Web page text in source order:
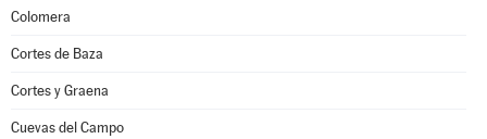
Colomera
Cortes de Baza
Cortes y Graena
Cuevas del Campo